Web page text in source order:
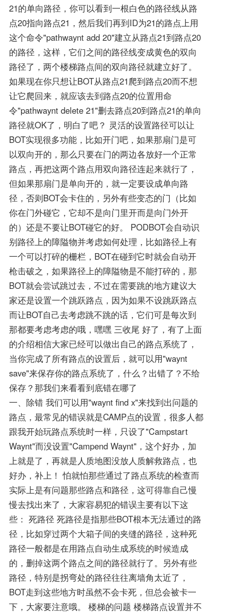
21的单向路径，你可以看到一根白色的路径线从路
点20指向路点21，然后我们再到ID为21的路点上用
这个命令"pathwaynt add 20"建立从路点21到路点20
的路径，这样，它们之间的路径线变成黄色的双向
路径了，两个楼梯路点间的双向路径就建立好了。
如果现在你只想让BOT从路点21爬到路点20而不想
让它爬回来，就应该去到路点20的位置用命
令"pathwaynt delete 21"删去路点20到路点21的单向
路径就OK了，明白了吧？ 灵活的设置路径可以让
BOT实现很多功能，比如开门吧，如果那扇门是可
以双向开的，那么只要在门的两边各放好一个正常
路点，再把这两个路点用双向路径连起来就行了，
但如果那扇门是单向开的，就一定要设成单向路
径，否则BOT会卡住的，另外有些变态的门（比如
你在门外碰它，它却不是向门里开而是向门外开
的）还是不要让BOT碰它的好。 PODBOT会自动识
别路径上的障隘物并考虑如何处理，比如路径上有
一个可以打碎的栅栏，BOT在碰到它时就会自动开
枪击破之，如果路径上的障隘物是不能打碎的，那
BOT就会尝试跳过去，不过在需要跳的地方建议大
家还是设置一个跳跃路点，因为如果不设跳跃路点
而让BOT自己去考虑跳不跳的话，它们可是每次到
那都要考虑考虑的哦，嘿嘿 三收尾 好了，有了上面
的介绍相信大家已经可以做出自己的路点系统了，
当你完成了所有路点的设置后，就可以用"waynt
save"来保存你的路点系统了，什么？出错了？不给
保存？那我们来看看到底错在哪了
一、除错 我们可以用"waynt find x"来找到出问题的
路点，最常见的错误就是CAMP点的设置，很多人都
跟我开始玩路点系统时一样，只设了"Campstart
Waynt"而没设置"Campend Waynt"，这个好办，加
上就是了，再就是人质地图没放人质解救路点，也
好办，补上！ 怕就怕那些通过了路点系统的检查而
实际上是有问题那些路点和路径，这可得靠自己慢
慢去找出来了，大家容易犯的错误主要有以下这
些： 死路径 死路径是指那些BOT根本无法通过的路
径，比如穿过两个大箱子间的夹缝的路径，这种死
路径一般都是在用路点自动生成系统的时候造成
的，删掉这两个路点之间的路径就行了。另外有些
路径，特别是拐弯处的路径往往离墙角太近了，
BOT走到这些地方时虽然不会卡死，但总会被卡一
下，大家要注意哦。 楼梯的问题 楼梯路点设置并不